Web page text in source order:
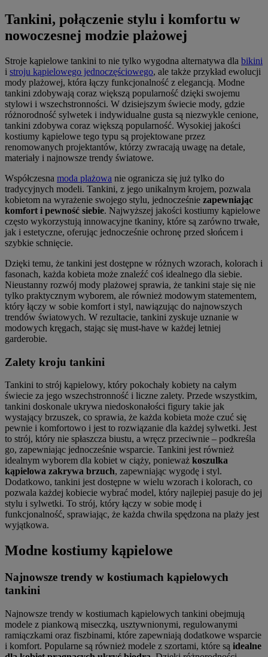
Tankini, połączenie stylu i komfortu w
nowoczesnej modzie plażowej
Stroje kąpielowe tankini to nie tylko wygodna alternatywa dla bikini
i stroju kąpielowego jednoczęściowego, ale także przykład ewolucji
mody plażowej, która łączy funkcjonalność z elegancją. Modne
tankini zdobywają coraz większą popularność dzięki swojemu
stylowi i wszechstronności. W dzisiejszym świecie mody, gdzie
różnorodność sylwetek i indywidualne gusta są niezwykle cenione,
tankini zdobywa coraz większą popularność. Wysokiej jakości
kostiumy kąpielowe tego typu są projektowane przez
renomowanych projektantów, którzy zwracają uwagę na detale,
materiały i najnowsze trendy światowe.
Współczesna moda plażowa nie ogranicza się już tylko do
tradycyjnych modeli. Tankini, z jego unikalnym krojem, pozwala
kobietom na wyrażenie swojego stylu, jednocześnie zapewniając
komfort i pewność siebie. Najwyższej jakości kostiumy kąpielowe
często wykorzystują innowacyjne tkaniny, które są zarówno trwałe,
jak i estetyczne, oferując jednocześnie ochronę przed słońcem i
szybkie schnięcie.
Dzięki temu, że tankini jest dostępne w różnych wzorach, kolorach i
fasonach, każda kobieta może znaleźć coś idealnego dla siebie.
Nieustanny rozwój mody plażowej sprawia, że tankini staje się nie
tylko praktycznym wyborem, ale również modowym statementem,
który łączy w sobie komfort i styl, nawiązując do najnowszych
trendów światowych. W rezultacie, tankini zyskuje uznanie w
modowych kręgach, stając się must-have w każdej letniej
garderobie.
Zalety kroju tankini
Tankini to strój kąpielowy, który pokochały kobiety na całym
świecie za jego wszechstronność i liczne zalety. Przede wszystkim,
tankini doskonale ukrywa niedoskonałości figury takie jak
wystający brzuszek, co sprawia, że każda kobieta może czuć się
pewnie i komfortowo i jest to rozwiązanie dla każdej sylwetki. Jest
to strój, który nie spłaszcza biustu, a wręcz przeciwnie – podkreśla
go, zapewniając jednocześnie wsparcie. Tankini jest również
idealnym wyborem dla kobiet w ciąży, ponieważ koszulka
kąpielowa zakrywa brzuch, zapewniając wygodę i styl.
Dodatkowo, tankini jest dostępne w wielu wzorach i kolorach, co
pozwala każdej kobiecie wybrać model, który najlepiej pasuje do jej
stylu i sylwetki. To strój, który łączy w sobie modę i
funkcjonalność, sprawiając, że każda chwila spędzona na plaży jest
wyjątkowa.
Modne kostiumy kąpielowe
Najnowsze trendy w kostiumach kąpielowych
tankini
Najnowsze trendy w kostiumach kąpielowych tankini obejmują
modele z piankową miseczką, usztywnionymi, regulowanymi
ramiączkami oraz fiszbinami, które zapewniają dodatkowe wsparcie
i komfort. Popularne są również modele z szortami, które są idealne